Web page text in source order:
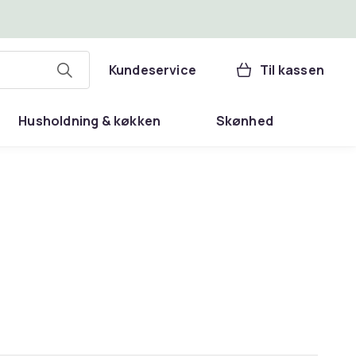
Kundeservice Til kassen
Husholdning & køkken Skønhed